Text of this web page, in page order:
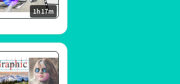
1h 17m